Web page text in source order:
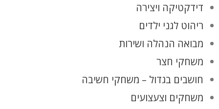
דידקטיקה ויצירה
ריהוט לגני ילדים
מבואה הנהלה ושירות
משחקי חצר
חושבים בגדול – משחקי חשיבה
משחקים וצעצועים